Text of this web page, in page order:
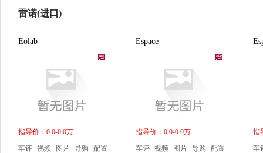
雷诺(进口)
Eolab
指导价：0.0-0.0万
车评 视频 图片 导购 配置
Espace
指导价：0.0-0.0万
车评 视频 图片 导购 配置
指
车